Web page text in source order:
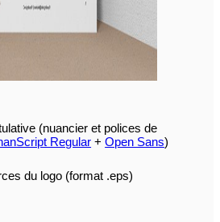
(nuancier et polices de
Regular +Open Sans)
du logo (format .eps)